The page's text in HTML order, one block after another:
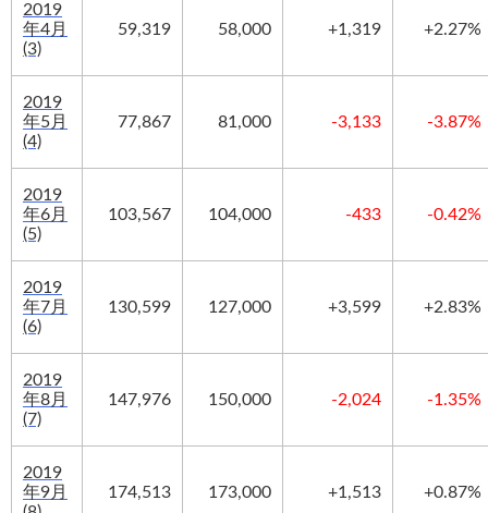
2019
年4月
(3)
59,319 58,000 +1,319 +2.27%
2019
年5月
(4)
77,867 81,000 -3,133 -3.87%
2019
年6月
(5)
103,567 104,000 -433 -0.42%
2019
年7月
(6)
130,599 127,000 +3,599 +2.83%
2019
年8月
(7)
147,976 150,000 -2,024 -1.35%
2019
年9月
174,513 173,000 +1,513 +0.87%